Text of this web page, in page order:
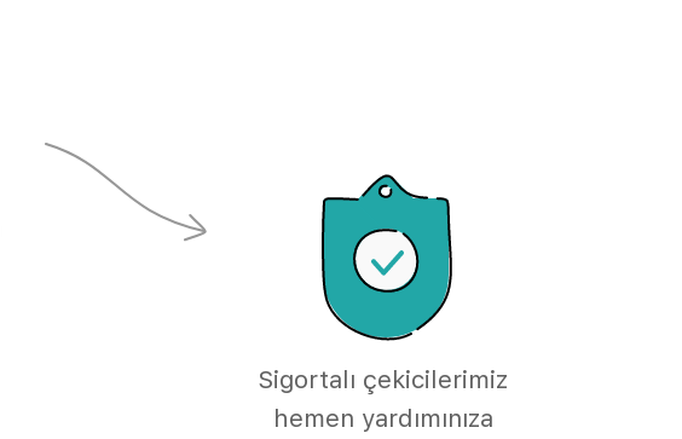
Sigortalı çekicilerimiz
hemen yardımınıza